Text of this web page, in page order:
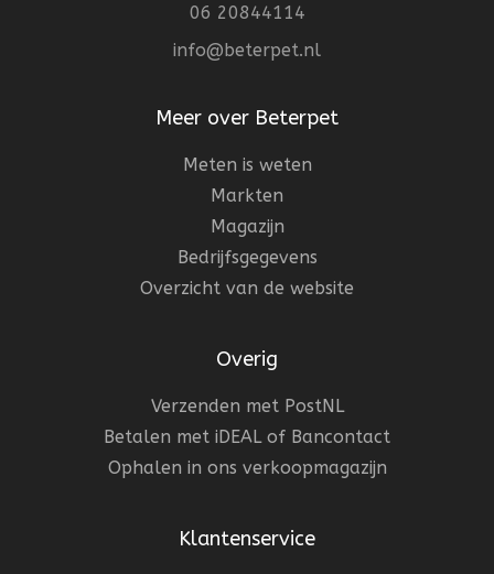
06 20844114
info@beterpet.nl
Meer over Beterpet
Meten is weten
Markten
Magazijn
Bedrijfsgegevens
Overzicht van de website
Overig
Verzenden met PostNL
Betalen met iDEAL of Bancontact
Ophalen in ons verkoopmagazijn
Klantenservice